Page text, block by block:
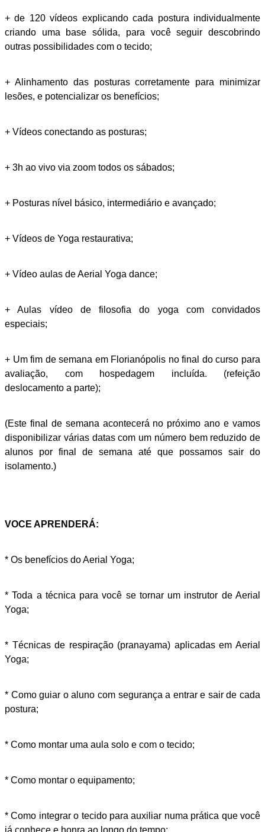
+ de 120 vídeos explicando cada postura individualmente
criando uma base sólida, para você seguir descobrindo
outras possibilidades com o tecido;
+ Alinhamento das posturas corretamente para minimizar
lesões, e potencializar os benefícios;
+ Vídeos conectando as posturas;
+ 3h ao vivo via zoom todos os sábados;
+ Posturas nível básico, intermediário e avançado;
+ Vídeos de Yoga restaurativa;
+ Vídeo aulas de Aerial Yoga dance;
+ Aulas vídeo de filosofia do yoga com convidados
especiais;
+ Um fim de semana em Florianópolis no final do curso para
avaliação, com hospedagem incluída. (refeição
deslocamento a parte);
(Este final de semana acontecerá no próximo ano e vamos
disponibilizar várias datas com um número bem reduzido de
alunos por final de semana até que possamos sair do
isolamento.)
VOCE APRENDERÁ:
* Os benefícios do Aerial Yoga;
* Toda a técnica para você se tornar um instrutor de Aerial
Yoga;
* Técnicas de respiração (pranayama) aplicadas em Aerial
Yoga;
* Como guiar o aluno com segurança a entrar e sair de cada
postura;
* Como montar uma aula solo e com o tecido;
* Como montar o equipamento;
* Como integrar o tecido para auxiliar numa prática que você